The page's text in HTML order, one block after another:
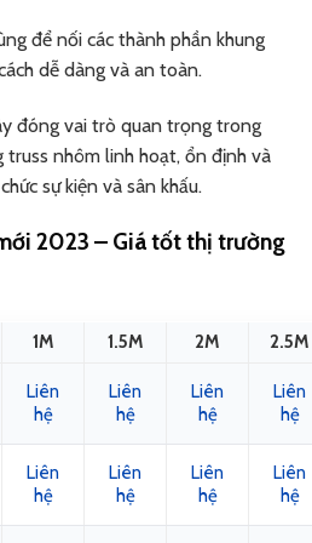
để nối các thành phần khung
dễ dàng và an toàn.
đóng vai trò quan trọng trong
truss nhôm linh hoạt, ổn định và
sự kiện và sân khấu.
2023 – Giá tốt thị trường
1M 1.5M 2M 2.5M
Liên
hệ
Liên
hệ
Liên
hệ
Liên
hệ
Liên
hệ
Liên
hệ
Liên
hệ
Liên
hệ